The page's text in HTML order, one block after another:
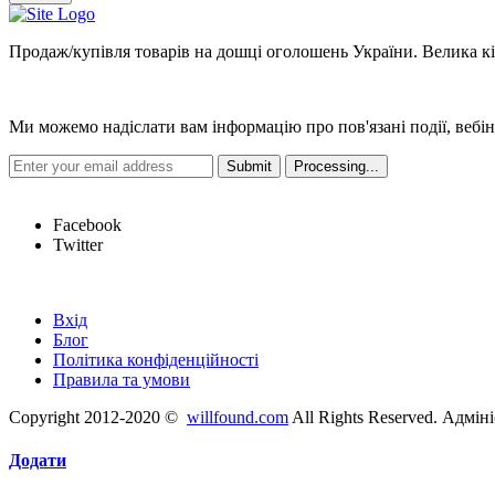
Продаж/купівля товарів на дошці оголошень України. Велика
Ми можемо надіслати вам інформацію про пов'язані події,
Facebook
Twitter
Вхід
Блог
Політика конфіденційності
Правила та умови
Copyright 2012-2020 © willfound.com All Rights Reserved.
Додати